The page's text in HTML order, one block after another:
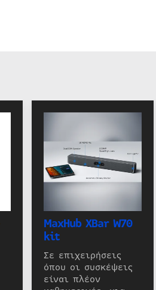
MaxHub XBar W70
kit
Σε επιχειρήσεις
όπου οι συσκέψεις
είναι πλέον